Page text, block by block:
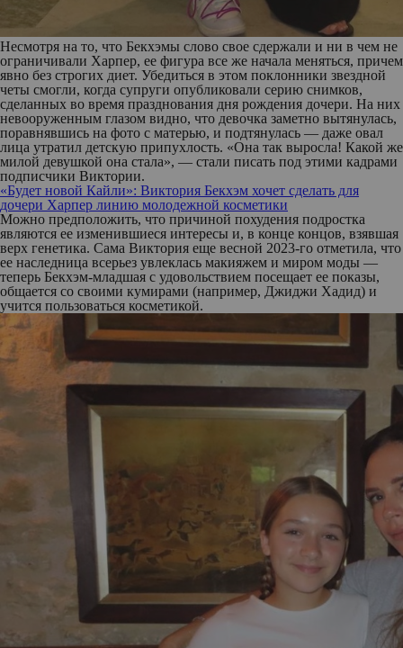
Несмотря на то, что Бекхэмы слово свое сдержали и ни в чем не
ограничивали Харпер, ее фигура все же начала меняться, причем
явно без строгих диет. Убедиться в этом поклонники звездной
четы смогли, когда супруги опубликовали серию снимков,
сделанных во время празднования дня рождения дочери. На них
невооруженным глазом видно, что девочка заметно вытянулась,
поравнявшись на фото с матерью, и подтянулась — даже овал
лица утратил детскую припухлость. «Она так выросла! Какой же
милой девушкой она стала», — стали писать под этими кадрами
подписчики Виктории.
«Будет новой Кайли»: Виктория Бекхэм хочет сделать для
дочери Харпер линию молодежной косметики
Можно предположить, что причиной похудения подростка
являются ее изменившиеся интересы и, в конце концов, взявшая
верх генетика. Сама Виктория еще весной 2023-го отметила, что
ее наследница всерьез увлеклась макияжем и миром моды —
теперь Бекхэм-младшая с удовольствием посещает ее показы,
общается со своими кумирами (например, Джиджи Хадид) и
учится пользоваться косметикой.